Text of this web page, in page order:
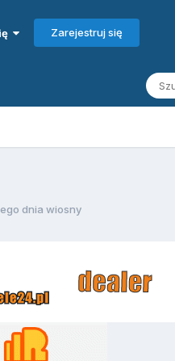
Zarejestruj się
dnia wiosny